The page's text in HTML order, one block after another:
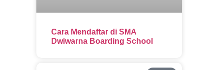
Cara Mendaftar di SMA
Dwiwarna Boarding School